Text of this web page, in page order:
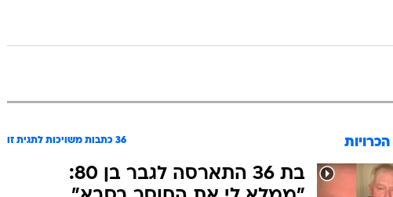
הכרויות 36 כתבות משויכות לתגית זו
בת 36 התארסה לגבר בן 80: